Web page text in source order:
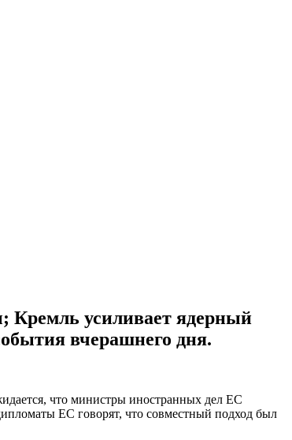
Кремль усиливает ядерный
вчерашнего дня.
что министры иностранных дел ЕС
ЕС говорят, что совместный подход был